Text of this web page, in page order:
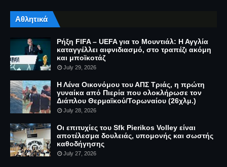
Αθλητικά
Ρήξη FIFA – UEFA για το Μουντιάλ: Η Αγγλία
καταγγέλλει αιφνιδιασμό, στο τραπέζι ακόμη
και μποϊκοτάζ
July 29, 2026
Η Λένα Οικονόμου του ΑΠΣ Τριάς, η πρώτη
γυναίκα από Πιερία που ολοκλήρωσε τον
Διάπλου Θερμαϊκού/Τορωναίου (26χλμ.)
July 28, 2026
Οι επιτυχίες του Sfk Pierikos Volley είναι
αποτέλεσμα δουλειάς, υπομονής και σωστής
καθοδήγησης
July 27, 2026